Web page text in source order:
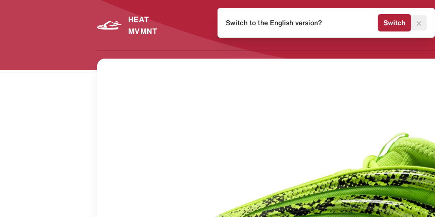
HEAT
MVMNT
Release Kalender Sneaker
Switch to the English version? Switch ×